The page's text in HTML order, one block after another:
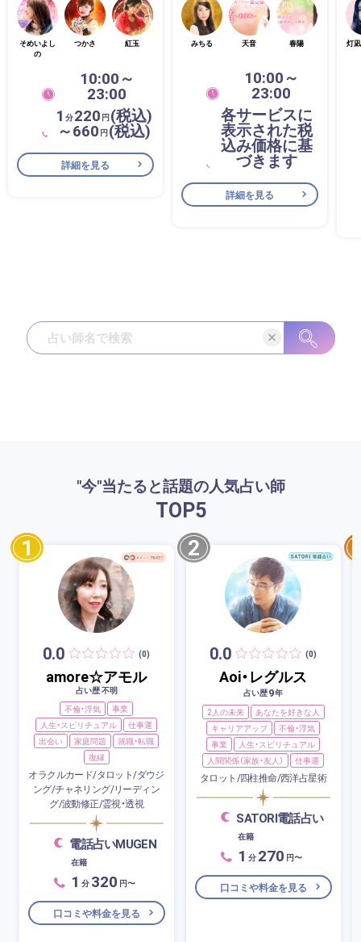
そめいよし
の
つかさ 紅玉
10:00～
23:00
1 分220 円(税込)
～660 円(税込)
詳細を見る
みちる 天音 春陽
10:00～
23:00
各サービスに
表示された税
込み価格に基
づきます
詳細を見る
灯
"今"当たると話題の人気占い師
TOP5
1
0.0 (0)
amore☆アモル
占い歴 不明
不倫・浮気
事業
人生・スピリチュアル
仕事運
出会い
家庭問題
就職・転職
復縁
オラクルカード/タロット/ダウジ
ング/チャネリング/リーディン
グ/波動修正/霊視・透視
電話占いMUGEN
在籍
1 分 320 円〜
口コミや料金を見る
2
0.0 (0)
Aoi・レグルス
占い歴9年
2人の未来
あなたを好きな人
キャリアアップ
不倫・浮気
事業
人生・スピリチュアル
人間関係（家族・友人）
仕事運
タロット/四柱推命/西洋占星術
SATORI電話占い
在籍
1 分 270 円〜
口コミや料金を見る